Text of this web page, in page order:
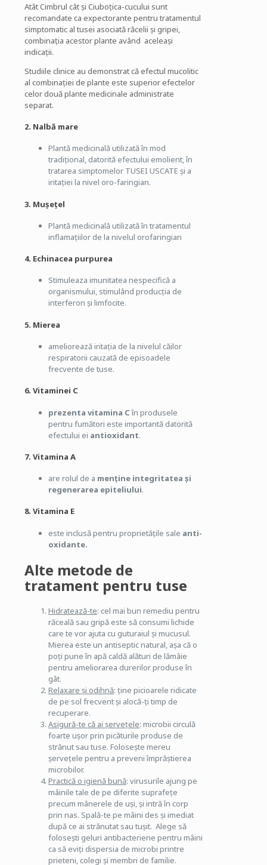
Atât Cimbrul cât şi Ciuboţica-cucului sunt
recomandate ca expectorante pentru tratamentul
simptomatic al tusei asociată răcelii şi gripei,
combinaţia acestor plante având aceleaşi
indicaţii.
Studiile clinice au demonstrat că efectul mucolitic
al combinaţiei de plante este superior efectelor
celor două plante medicinale administrate
separat.
2. Nalbă mare
Plantă medicinală utilizată în mod
tradițional, datorită efectului emolient, în
tratarea simptomelor TUSEI USCATE și a
iritației la nivel oro-faringian.
3. Mușețel
Plantă medicinală utilizată în tratamentul
inflamațiilor de la nivelul orofaringian
4. Echinacea purpurea
Stimuleaza imunitatea nespecifică a
organismului, stimulând producția de
interferon și limfocite.
5. Mierea
ameliorează iritația de la nivelul căilor
respiratorii cauzată de episoadele
frecvente de tuse.
6. Vitaminei C
prezenta vitamina Cîn produsele
pentru fumători este importantă datorită
efectului ei antioxidant.
7. Vitamina A
are rolul de a menține integritatea și
regenerarea epiteliului.
8. Vitamina E
este inclusă pentru proprietățile sale anti-
oxidante.
Alte metode de
tratament pentru tuse
Hidratează-te: cel mai bun remediu pentru
răceală sau gripă este să consumi lichide
care te vor ajuta cu guturaiul și mucusul.
Mierea este un antiseptic natural, așa că o
poți pune în apă caldă alături de lămâie
pentru ameliorarea durerilor produse în
gât.
Relaxare și odihnă: ține picioarele ridicate
de pe sol frecvent și alocă-ți timp de
recuperare.
Asigură-te că ai șervețele: microbii circulă
foarte ușor prin picăturile produse de
strănut sau tuse. Folosește mereu
șervețele pentru a preveni împrăștierea
microbilor.
Practică o igienă bună: virusurile ajung pe
mâinile tale de pe diferite suprafețe
precum mânerele de uși, și intră în corp
prin nas. Spală-te pe mâini des și imediat
după ce ai strănutat sau tușit. Alege să
folosești geluri antibacteriene pentru mâini
ca să eviți dispersia de microbi printre
prieteni, colegi și membri de familie.